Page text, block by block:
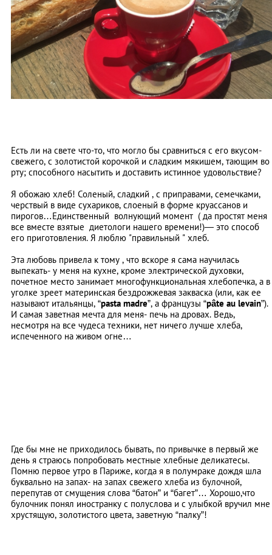
Есть ли на свете что-то, что могло бы сравниться с его вкусом-
свежего, с золотистой корочкой и сладким мякишем, тающим во
рту; способного насытить и доставить истинное удовольствие?
Я обожаю хлеб! Соленый, сладкий , с приправами, семечками,
черствый в виде сухариков, слоеный в форме круассанов и
пирогов…Единственный волнующий момент ( да простят меня
все вместе взятые диетологи нашего времени!)— это способ
его приготовления. Я люблю "правильный " хлеб.
Эта любовь привела к тому , что вскоре я сама научилась
выпекать- у меня на кухне, кроме электрической духовки,
почетное место занимает многофункциональная хлебопечка, а в
уголке зреет материнская бездрожжевая закваска (или, как ее
называют итальянцы, “pasta madre”, а французы “pâte au levain”).
И самая заветная мечта для меня- печь на дровах. Ведь,
несмотря на все чудеса техники, нет ничего лучше хлеба,
испеченного на живом огне…
Где бы мне не приходилось бывать, по привычке в первый же
день я страюсь попробовать местные хлебные деликатесы.
Помню первое утро в Париже, когда я в полумраке дождя шла
буквально на запах- на запах свежего хлеба из булочной,
перепутав от смущения слова “батон” и “багет”… Хорошо,что
булочник понял иностранку с полуслова и c улыбкой вручил мне
хрустящую, золотистого цвета, заветную “палку”!